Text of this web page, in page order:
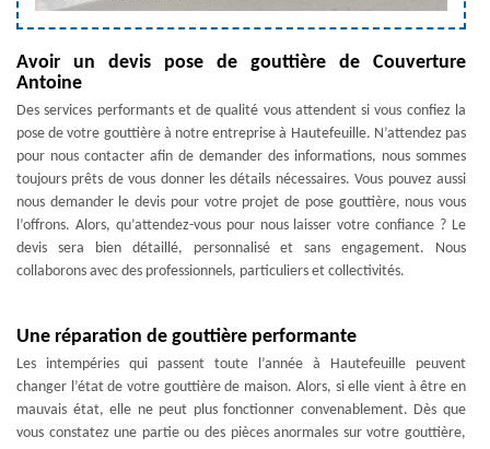
Avoir un devis pose de gouttière de Couverture
Antoine
Des services performants et de qualité vous attendent si vous confiez la
pose de votre gouttière à notre entreprise à Hautefeuille. N’attendez pas
pour nous contacter afin de demander des informations, nous sommes
toujours prêts de vous donner les détails nécessaires. Vous pouvez aussi
nous demander le devis pour votre projet de pose gouttière, nous vous
l’offrons. Alors, qu’attendez-vous pour nous laisser votre confiance ? Le
devis sera bien détaillé, personnalisé et sans engagement. Nous
collaborons avec des professionnels, particuliers et collectivités.
Une réparation de gouttière performante
Les intempéries qui passent toute l’année à Hautefeuille peuvent
changer l’état de votre gouttière de maison. Alors, si elle vient à être en
mauvais état, elle ne peut plus fonctionner convenablement. Dès que
vous constatez une partie ou des pièces anormales sur votre gouttière,